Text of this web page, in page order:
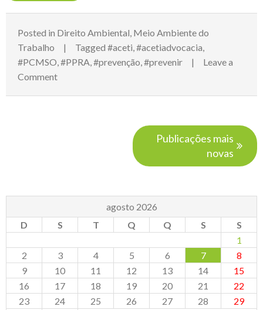
Posted in Direito Ambiental, Meio Ambiente do
Trabalho
Tagged #aceti,#acetiadvocacia,
#PCMSO,#PPRA,#prevenção,#prevenir
Leave a
Commenton
Publicações mais
novas
agosto 2026
D
S T Q Q S
S
1
2
3 4 5 6 7
8
9
10 11 12 13 14
15
16
17 18 19 20 21
22
23
24 25 26 27 28
29